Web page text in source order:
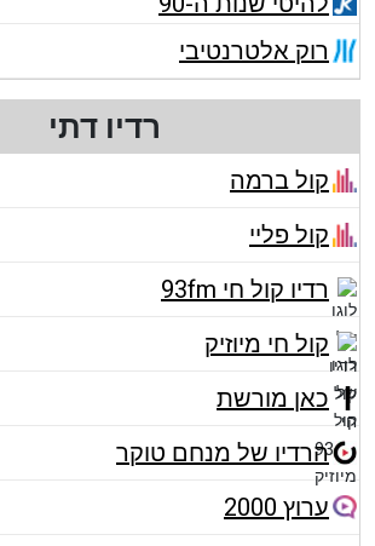
רוק אלטרנטיבי
רדיו דתי
קול ברמה
קול פליי
רדיו קול חי 93fm
קול חי מיוזיק
כאן מורשת
הרדיו של מנחם טוקר
ערוץ 2000